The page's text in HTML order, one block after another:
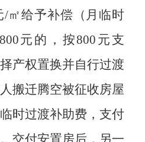
/㎡给予补偿（月临时
800元的，按800 元支
产权置换并自行过渡
搬迁腾空被征收房屋
时过渡补助费，支付
交付安置房后，另一